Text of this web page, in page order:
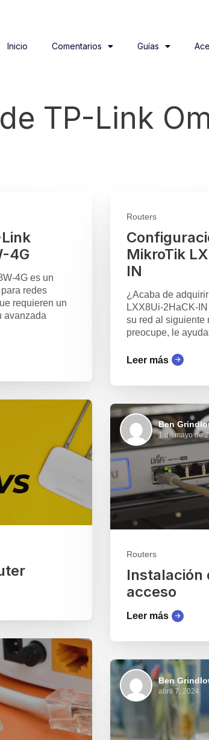
Inicio Comentarios Guías
TP-Link
4G
4G es un
redes
requieren un
avanzada
Routers
MikroTik
IN
¿Acaba de
LXX8Ui-2HaCK-
su red al siguiente
preocupe, le
Leer más
Ben
1 de mayo de
Routers
Instalación
acceso
Leer más
Ben
abril 7, 2024